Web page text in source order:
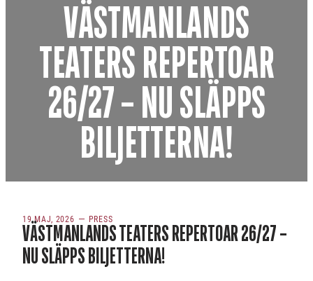
VÄSTMANLANDS
TEATERS REPERTOAR
26/27 – NU SLÄPPS
BILJETTERNA!
19 MAJ, 2026 PRESS
VÄSTMANLANDS TEATERS REPERTOAR 26/27 –
NU SLÄPPS BILJETTERNA!